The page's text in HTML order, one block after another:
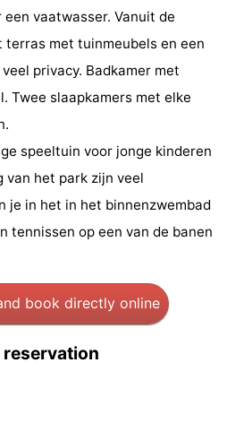
vaatwasser. Vanuit de
terras met tuinmeubels en een
privacy. Badkamer met
Twee slaapkamers met elke
speeltuin voor jonge kinderen
van het park zijn veel
je in het in het binnenzwembad
tennissen op een van de banen
book directly online
reservation